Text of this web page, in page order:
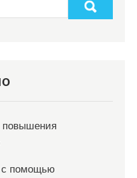
повышения
с помощью